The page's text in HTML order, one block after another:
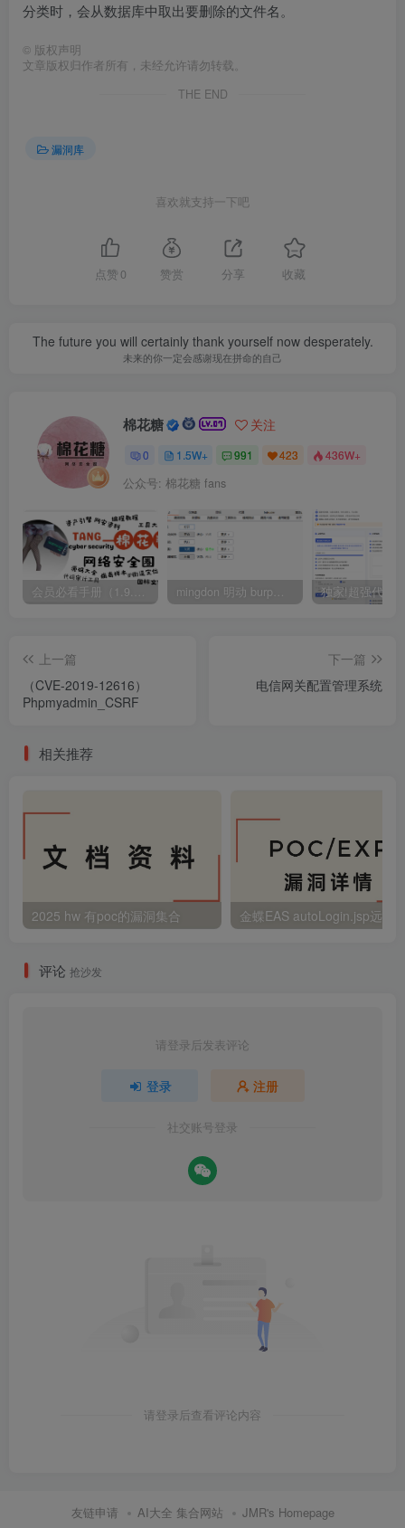
分类时，会从数据库中取出要删除的文件名。
© 版权声明
文章版权归作者所有，未经允许请勿转载。
THE END
漏洞库
喜欢就支持一下吧
点赞 0 赞赏 分享 收藏
The future you will certainly thank yourself now desperately.
未来的你一定会感谢现在拼命的自己
棉花糖 关注
0 1.5W+ 991 423 436W+
公众号: 棉花糖 fans
会员必看手册（1.9.0版本 26.4.5更新） mingdon 明动 burp插件0.2.6版本 本地时间校验去除版
上一篇
（CVE-2019-12616）
Phpmyadmin_CSRF
下一篇
电信网关配置管理系统
相关推荐
2025 hw 有poc的漏洞集合
评论 抢沙发
请登录后发表评论
登录 注册
社交账号登录
请登录后查看评论内容
友链申请 AI大全 集合网站 JMR's Homepage